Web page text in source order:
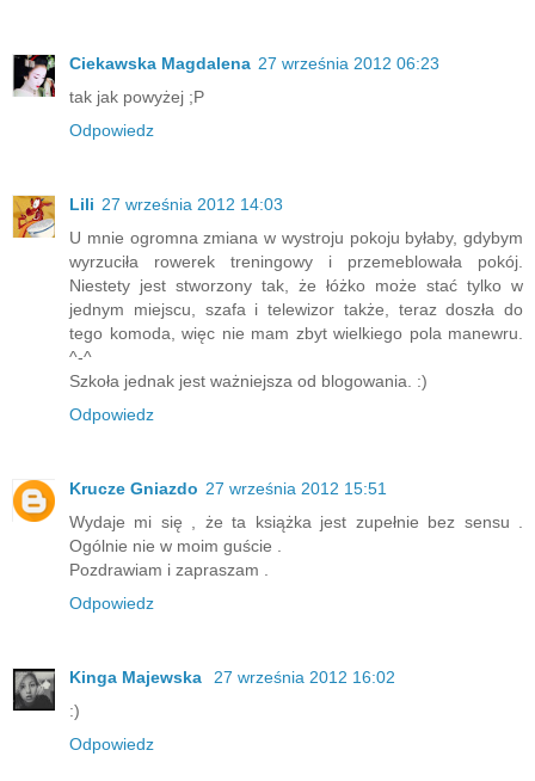
Ciekawska Magdalena 27 września 2012 06:23
tak jak powyżej ;P
Odpowiedz
Lili 27 września 2012 14:03
U mnie ogromna zmiana w wystroju pokoju byłaby, gdybym
wyrzuciła rowerek treningowy i przemeblowała pokój.
Niestety jest stworzony tak, że łóżko może stać tylko w
jednym miejscu, szafa i telewizor także, teraz doszła do
tego komoda, więc nie mam zbyt wielkiego pola manewru.
^-^
Szkoła jednak jest ważniejsza od blogowania. :)
Odpowiedz
Krucze Gniazdo 27 września 2012 15:51
Wydaje mi się , że ta książka jest zupełnie bez sensu .
Ogólnie nie w moim guście .
Pozdrawiam i zapraszam .
Odpowiedz
Kinga Majewska
27 września 2012 16:02
:)
Odpowiedz